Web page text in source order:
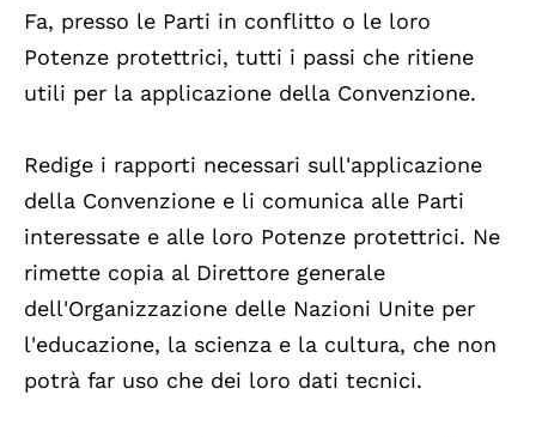
Fa, presso le Parti in conflitto o le loro
Potenze protettrici, tutti i passi che ritiene
utili per la applicazione della Convenzione.
Redige i rapporti necessari sull'applicazione
della Convenzione e li comunica alle Parti
interessate e alle loro Potenze protettrici. Ne
rimette copia al Direttore generale
dell'Organizzazione delle Nazioni Unite per
l'educazione, la scienza e la cultura, che non
potrà far uso che dei loro dati tecnici.